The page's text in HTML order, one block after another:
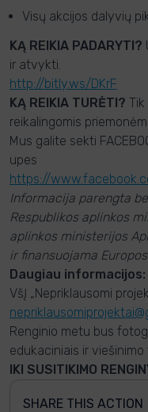
Visų akcijos dalyvių
KĄ REIKIA PADARYTI?
ir atvykti.
http://bitly.ws/DKrF
KĄ REIKIA TURĖTI?
reikalingomis
Mus galite sekti
upes
https://
Informacija parengta
Respublikos aplinkos
aplinkos ministerijos
ir finansuojama
Daugiau informacijos:
VšĮ „Nepriklausomi
Renginio metu bus
edukaciniais ir viešinimo
IKI SUSITIKIMO
SHARE THIS ACTION